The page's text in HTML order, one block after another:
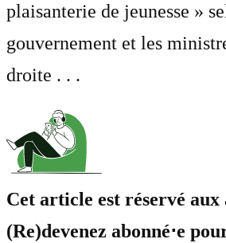
plaisanterie de jeunesse »
gouvernement et les
droite . . .
Cet article est réservé aux
(Re)devenez abonné⋅e